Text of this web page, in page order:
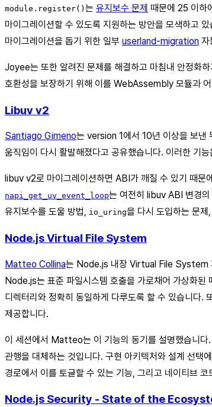
module.register() 는 유지보수 문제 때문에 25 이하
마이그레이션할 수 있도록 지원하는 방안을 모색하고
마이그레이션을 돕기 위한 일부 userland-migration 자
Joyee는 또한 알려진 문제를 해결하고 마침내 안정화
호환성을 보장하기 위해 이를 WebAssembly 모듈과
Libuv v2
Santiago Gimeno는 version 1에서 10년 이상을 보낸
움직임이 다시 활발해졌다고 공유했습니다. 이러한 기능
libuv v2로 마이그레이션하면 ABI가 깨질 수 있기 때문
napi_get_uv_event_loop는 여전히 libuv ABI 변경의
유지보수를 도울 방법, io_uring을 다시 도입하는 문
Node.js Virtual File System
Matteo Collina는 Node.js 내장 Virtual File System
Node.js는 표준 파일시스템 호출을 가로채어 가상화된
디렉터리와 정확히 동일하게 다루도록 할 수 있습니다.
제공합니다.
이 세션에서 Matteo는 이 기능의 동기를 설명했습니
관행을 대체하는 것입니다. 구현 아키텍처와 설계 선
경로에서 이를 토글할 수 있는 기능, 그리고 네이티브
Node.js Security - State of the